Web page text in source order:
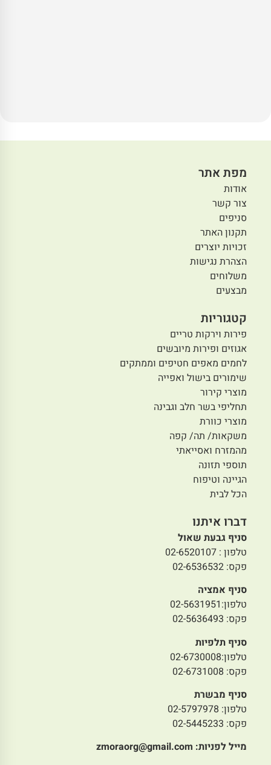
מפת אתר
אודות
צור קשר
סניפים
תקנון האתר
זכויות יוצרים
הצהרת נגישות
משלוחים
מבצעים
קטגוריות
פירות וירקות טריים
אגוזים ופירות מיובשים
לחמים מאפים חטיפים וממתקים
שימורים בישול ואפייה
מוצרי קירור
תחליפי בשר חלב וגבינה
מוצרי כוורת
משקאות/ תה/ קפה
מהמזרח ואסייאתי
תוספי תזונה
הגיינה וטיפוח
הכל לבית
דברו איתנו
סניף גבעת שאול
טלפון : 02-6520107
פקס: 02-6536532
סניף אמציה
טלפון:02-5631951
פקס: 02-5636493
סניף תלפיות
טלפון:02-6730008
פקס: 02-6731008
סניף מבשרת
טלפון: 02-5797978
פקס: 02-5445233
מייל לפניות: zmoraorg@gmail.com